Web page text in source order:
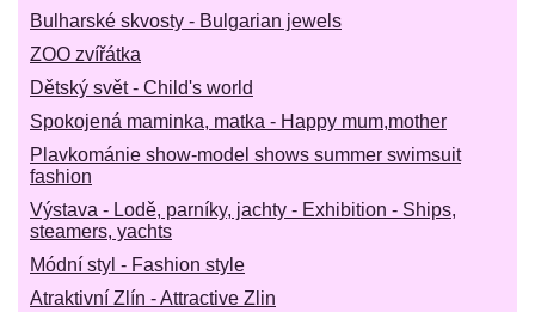
Bulharské skvosty - Bulgarian jewels
ZOO zvířátka
Dětský svět - Child's world
Spokojená maminka, matka - Happy mum,mother
Plavkománie show-model shows summer swimsuit
fashion
Výstava - Lodě, parníky, jachty - Exhibition - Ships,
steamers, yachts
Módní styl - Fashion style
Atraktivní Zlín - Attractive Zlin